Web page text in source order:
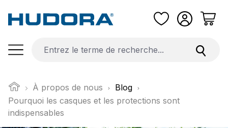
Passer au contenu principal
À propos de nous
Blog
Pourquoi les casques et les protections sont
indispensables